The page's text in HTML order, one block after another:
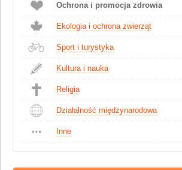
Ochrona i promocja zdrowia
Ekologia i ochrona zwierząt
Sport i turystyka
Kultura i nauka
Religia
Działalność międzynarodowa
Inne